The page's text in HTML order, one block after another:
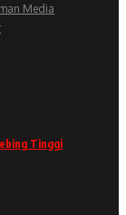
Media
Tinggi